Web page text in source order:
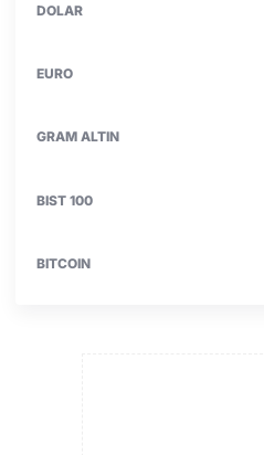
DOLAR
EURO
GRAM ALTIN
BIST 100
BITCOIN